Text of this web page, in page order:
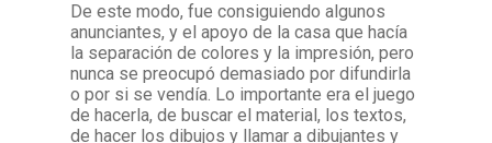
De este modo, fue consiguiendo algunos
anunciantes, y el apoyo de la casa que hacía
la separación de colores y la impresión, pero
nunca se preocupó demasiado por difundirla
o por si se vendía. Lo importante era el juego
de hacerla, de buscar el material, los textos,
de hacer los dibujos y llamar a dibujantes y